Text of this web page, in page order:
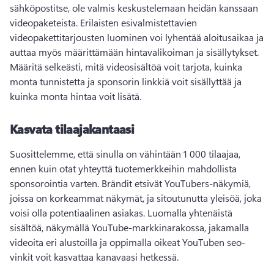
sähköpostitse, ole valmis keskustelemaan heidän kanssaan
videopaketeista. Erilaisten esivalmistettavien
videopakettitarjousten luominen voi lyhentää aloitusaikaa ja
Määritä selkeästi, mitä videosisältöä voit tarjota, kuinka
monta tunnistetta ja sponsorin linkkiä voit sisällyttää ja
kuinka monta hintaa voit lisätä.
Kasvata tilaajakantaasi
Suosittelemme, että sinulla on vähintään 1 000 tilaajaa,
ennen kuin otat yhteyttä tuotemerkkeihin mahdollista
sponsorointia varten. Brändit etsivät YouTubers-näkymiä,
joissa on korkeammat näkymät, ja sitoutunutta yleisöä, joka
voisi olla potentiaalinen asiakas. Luomalla yhtenäistä
sisältöä, näkymällä YouTube-markkinarakossa, jakamalla
videoita eri alustoilla ja oppimalla oikeat YouTuben seo-
vinkit voit kasvattaa kanavaasi hetkessä.